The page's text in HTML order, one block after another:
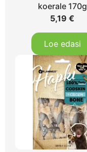
koerale 170g
5,19€
Loe edasi